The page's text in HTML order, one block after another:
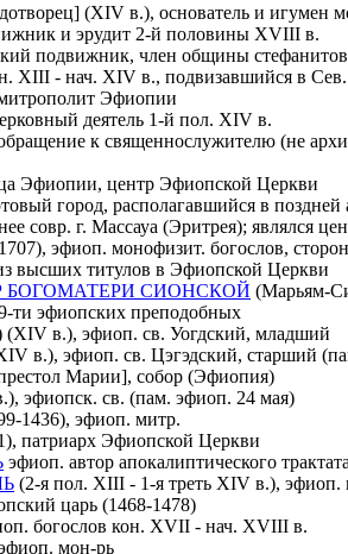
(XIV в.), основатель и игумен
и эрудит 2-й половины XVIII в.
подвижник, член общины стефанитов
XIII - нач. XIV в., подвизавшийся в
Эфиопии
деятель 1-й пол. XIV в.
к священнослужителю (не
Эфиопии, центр Эфиопской Церкви
город, располагавшийся в поздней
совр. г. Массауа (Эритрея); являлся
эфиоп. монофизит. богослов,
высших титулов в Эфиопской Церкви
СИОНСКОЙ (Марьям-
ти эфиопских преподобных
(XIV в.), эфиоп. св. Уогдский, младший
в.), эфиоп. св. Цэгэдский, старший
Марии], собор (Эфиопия)
эфиопск. св. (пам. эфиоп. 24 мая)
1436), эфиоп. митр.
патриарх Эфиопской Церкви
эфиоп. автор апокалиптического
(2-я пол. XIII - 1-я треть XIV в.),
царь (1468-1478)
богослов кон. XVII - нач. XVIII в.
мон-рь